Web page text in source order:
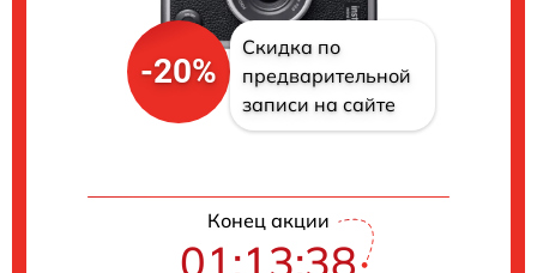
-20%
Скидка по
предварительной
записи на сайте
Конец акции
01:13:38